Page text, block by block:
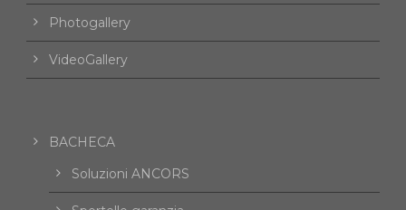
Photogallery
VideoGallery
BACHECA
Soluzioni ANCORS